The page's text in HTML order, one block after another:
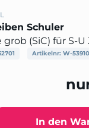
Schuler
(SiC) für S-
Artikelnr: W-
In den